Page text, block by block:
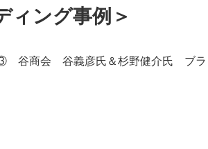
ング事例＞
谷商会 谷義彦氏＆杉野健介氏 ブラ